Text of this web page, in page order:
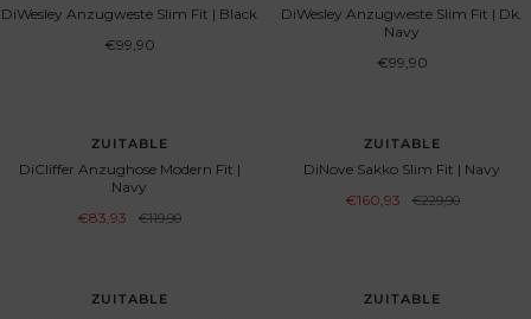
DiWesley Anzugweste Slim Fit | Black
Angebotspreis
€99,90
DiWesley Anzugweste Slim Fit | Dk.
Navy
Angebotspreis
€99,90
ZUITABLE
DiCliffer Anzughose Modern Fit |
Navy
Angebotspreis
€83,93
Regulärer
€119,90
ZUITABLE
DiNove Sakko Slim Fit | Navy
Angebotspreis
€160,93
Regulärer
€229,90
ZUITABLE ZUITABLE